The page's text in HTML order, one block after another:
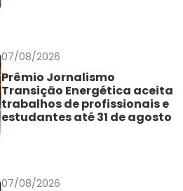
07/08/2026
Prêmio Jornalismo
Transição Energética aceita
trabalhos de profissionais e
estudantes até 31 de agosto
07/08/2026